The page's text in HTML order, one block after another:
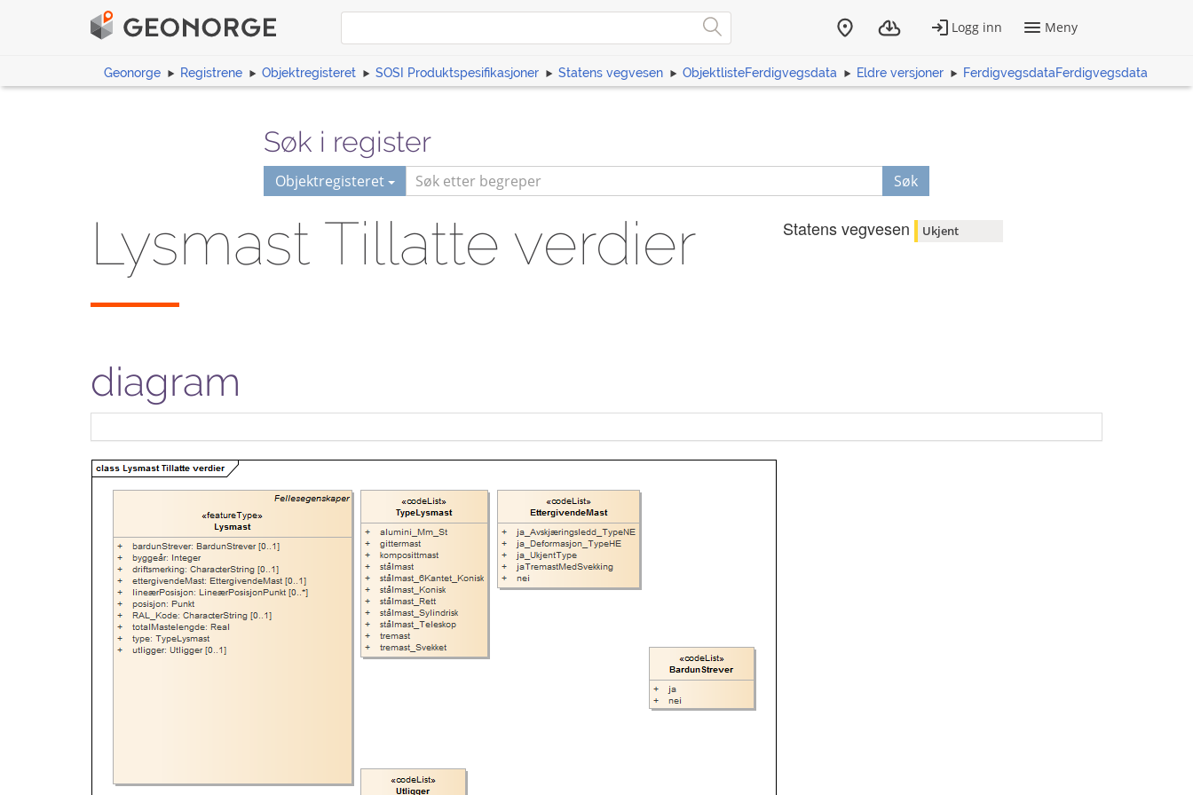
Geonorge Registrene Objektregisteret SOSI Produktspesifikasjoner Statens vegvesen ObjektlisteFerdigvegsdata Eldre versjoner FerdigvegsdataFerdigvegsdata
Søk i register
Objektregisteret Søk
Lysmast Tillatte verdier
diagram
Statens vegvesen Ukjent